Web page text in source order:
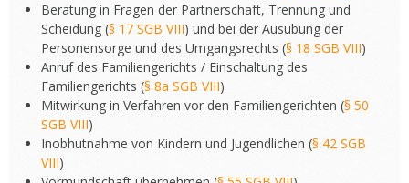
Beratung in Fragen der Partnerschaft, Trennung und
Scheidung (§ 17 SGB VIII) und bei der Ausübung der
Personensorge und des Umgangsrechts (§ 18 SGB VIII)
Anruf des Familiengerichts / Einschaltung des
Familiengerichts (§ 8a SGB VIII)
Mitwirkung in Verfahren vor den Familiengerichten (§ 50
SGB VIII)
Inobhutnahme von Kindern und Jugendlichen (§ 42 SGB
VIII)